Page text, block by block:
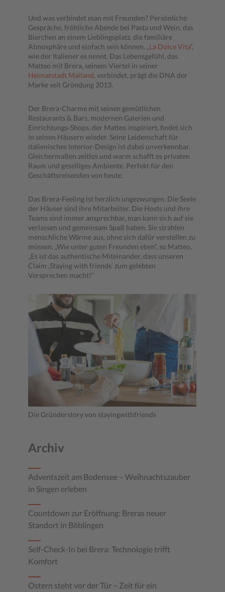
Und was verbindet man mit Freunden? Persönliche
Gespräche, fröhliche Abende bei Pasta und Wein, das
Bierchen an einem Lieblingsplatz, die familiäre
Atmosphäre und einfach sein können. „La Dolce Vita“,
wie der Italiener es nennt. Das Lebensgefühl, das
Matteo mit Brera, seinem Viertel in seiner
Heimatstadt Mailand, verbindet, prägt die DNA der
Marke seit Gründung 2013.
Der Brera-Charme mit seinen gemütlichen
Restaurants & Bars, modernen Galerien und
Einrichtungs-Shops, der Matteo inspiriert, findet sich
in seinen Häusern wieder. Seine Leidenschaft für
italienisches Interior-Design ist dabei unverkennbar.
Gleichermaßen zeitlos und warm schafft es privaten
Raum und geselliges Ambiente. Perfekt für den
Geschäftsreisenden von heute.
Das Brera-Feeling ist herzlich ungezwungen. Die Seele
der Häuser sind ihre Mitarbeiter. Die Hosts und ihre
Teams sind immer ansprechbar, man kann sich auf sie
verlassen und gemeinsam Spaß haben. Sie strahlen
menschliche Wärme aus, ohne sich dafür verstellen zu
müssen. „Wie unter guten Freunden eben“, so Matteo.
„Es ist das authentische Miteinander, dass unseren
Claim ‚Staying with friends‘ zum gelebten
Versprechen macht!“
Die Gründerstory von stayingwithfriends
Archiv
Adventszeit am Bodensee – Weihnachtszauber
in Singen erleben
Countdown zur Eröffnung: Breras neuer
Standort in Böblingen
Self-Check-In bei Brera: Technologie trifft
Komfort
Ostern steht vor der Tür – Zeit für ein